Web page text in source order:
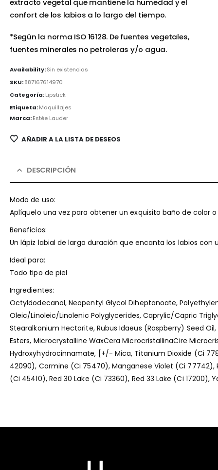
extracto vegetal que mantiene la humedad y el
confort de los labios a lo largo del tiempo.
*Según la norma ISO 16128. De fuentes vegetales,
fuentes minerales no petroleras y/o agua.
Availability:Sin existencias
SKU:887167614970
Categoría:Lipstick
Etiqueta:Maquillajes
Marca:Estée Lauder
AÑADIR A LA LISTA DE DESEOS
DESCRIPCIÓN
Modo de uso:
Aplíquelo una vez para obtener un exquisito baño de
Beneficios:
Un lápiz labial de larga duración que encanta los labios
Ideal para:
Todo tipo de piel
Ingredientes:
Octyldodecanol, Neopentyl Glycol Diheptanoate,
Oleic/Linoleic/Linolenic Polyglycerides, Caprylic/Capric
Stearalkonium Hectorite, Rubus Idaeus (Raspberry) Seed
Esters, Microcrystalline WaxCera MicrocristallinaCire
Hydroxyhydrocinnamate, [+/- Mica, Titanium Dioxide (Ci
42090), Carmine (Ci 75470), Manganese Violet (Ci 77742),
(Ci 45410), Red 30 Lake (Ci 73360), Red 33 Lake (Ci 17200),